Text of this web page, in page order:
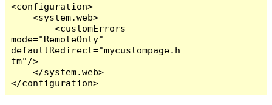
<configuration>
    <system.web>
        <customErrors
mode="RemoteOnly"
defaultRedirect="mycustompage.h
tm"/>
    </system.web>
</configuration>